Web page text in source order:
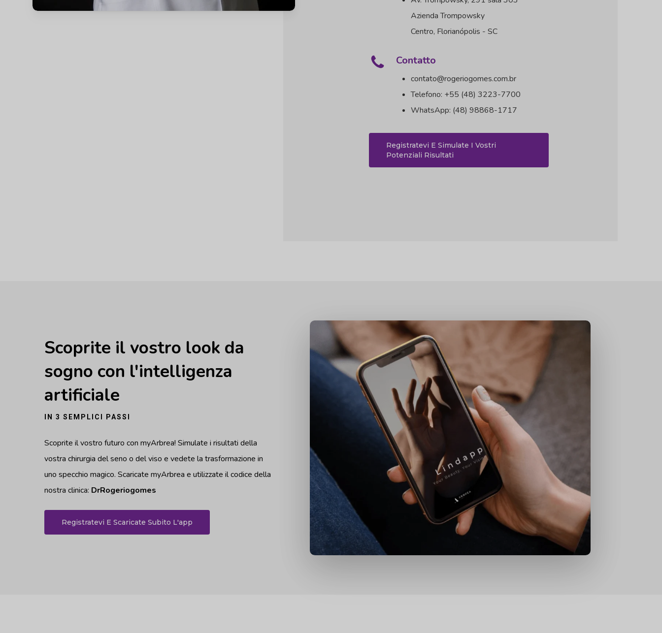
Azienda Trompowsky
Centro, Florianópolis - SC
Contatto
contato@rogeriogomes.com.br
Telefono: +55 (48) 3223-7700
WhatsApp: (48) 98868-1717
Registratevi E Simulate I Vostri
Potenziali Risultati
Scoprite il vostro look da
sogno con l'intelligenza
artificiale
IN 3 SEMPLICI PASSI
Scoprite il vostro futuro con myArbrea! Simulate i risultati della
vostra chirurgia del seno o del viso e vedete la trasformazione in
uno specchio magico. Scaricate myArbrea e utilizzate il codice della
nostra clinica: DrRogeriogomes
Registratevi E Scaricate Subito L'app